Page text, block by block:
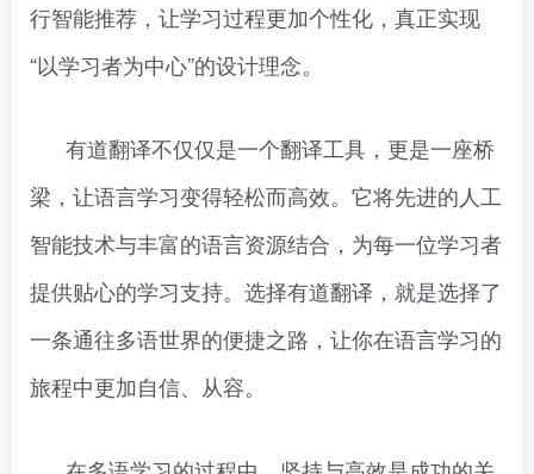
行智能推荐，让学习过程更加个性化，真正实现
“以学习者为中心”的设计理念。
有道翻译不仅仅是一个翻译工具，更是一座桥
梁，让语言学习变得轻松而高效。它将先进的人工
智能技术与丰富的语言资源结合，为每一位学习者
提供贴心的学习支持。选择有道翻译，就是选择了
一条通往多语世界的便捷之路，让你在语言学习的
旅程中更加自信、从容。